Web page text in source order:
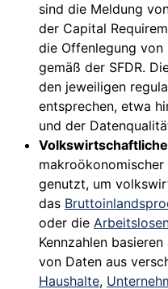
sind die Meldung
der Capital
die Offenlegung
gemäß der SFDR.
den jeweiligen
entsprechen, etwa
und der
genutzt, um
das
oder die
Kennzahlen
von Daten aus
Haushalte,